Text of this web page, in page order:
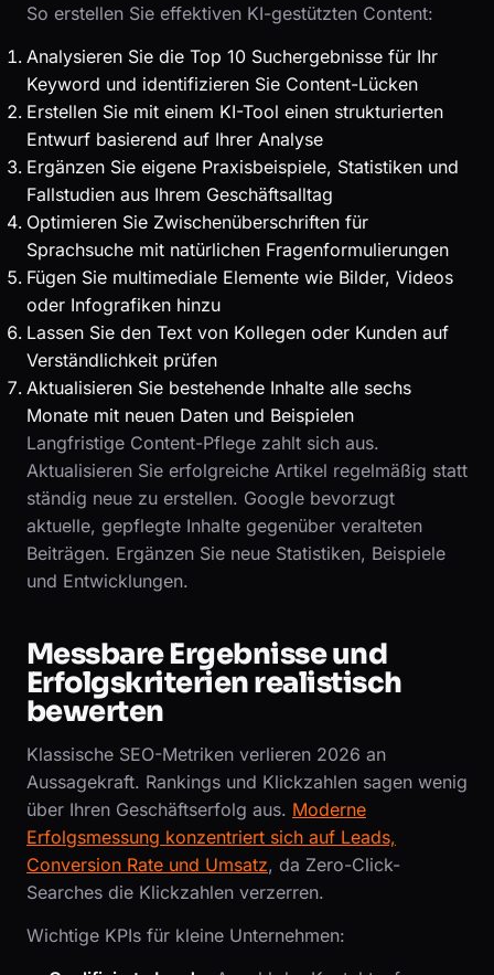
So erstellen Sie effektiven KI-gestützten Content:
Analysieren Sie die Top 10 Suchergebnisse für Ihr
Keyword und identifizieren Sie Content-Lücken
Erstellen Sie mit einem KI-Tool einen strukturierten
Entwurf basierend auf Ihrer Analyse
Ergänzen Sie eigene Praxisbeispiele, Statistiken und
Fallstudien aus Ihrem Geschäftsalltag
Optimieren Sie Zwischenüberschriften für
Sprachsuche mit natürlichen Fragenformulierungen
Fügen Sie multimediale Elemente wie Bilder, Videos
oder Infografiken hinzu
Lassen Sie den Text von Kollegen oder Kunden auf
Verständlichkeit prüfen
Aktualisieren Sie bestehende Inhalte alle sechs
Monate mit neuen Daten und Beispielen
Langfristige Content-Pflege zahlt sich aus.
Aktualisieren Sie erfolgreiche Artikel regelmäßig statt
ständig neue zu erstellen. Google bevorzugt
aktuelle, gepflegte Inhalte gegenüber veralteten
Beiträgen. Ergänzen Sie neue Statistiken, Beispiele
und Entwicklungen.
Messbare Ergebnisse und
Erfolgskriterien realistisch
bewerten
Klassische SEO-Metriken verlieren 2026 an
Aussagekraft. Rankings und Klickzahlen sagen wenig
über Ihren Geschäftserfolg aus. Moderne
Erfolgsmessung konzentriert sich auf Leads,
Conversion Rate und Umsatz, da Zero-Click-
Searches die Klickzahlen verzerren.
Wichtige KPIs für kleine Unternehmen: